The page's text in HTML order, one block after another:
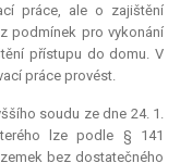
práce, ale o zajištění
podmínek pro vykonání
přístupu do domu. V
práce provést.
soudu ze dne 24. 1.
lze podle § 141
bez dostatečného